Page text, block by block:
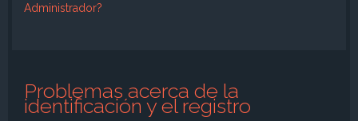
Administrador?
Problemas acerca de la
identificación y el registro